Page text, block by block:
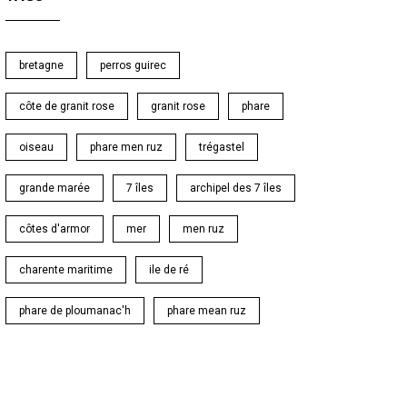
bretagne perros guirec
côte de granit rose granit rose phare
oiseau phare men ruz trégastel
grande marée 7 îles archipel des 7 îles
côtes d'armor mer men ruz
charente maritime ile de ré
phare de ploumanac'h phare mean ruz